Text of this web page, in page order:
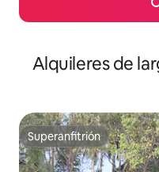
Alquileres de
Superanfitrión
Superanfitrión